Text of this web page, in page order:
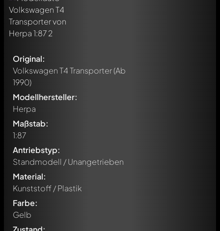
Original:
Volkswagen T4 Transporter(Ab
1990)
Modellhersteller:
Herpa
Maßstab:
1:87
Antriebstyp:
Standmodell / Unangetrieben
Material:
Kunststoff / Plastik
Farbe:
Gelb